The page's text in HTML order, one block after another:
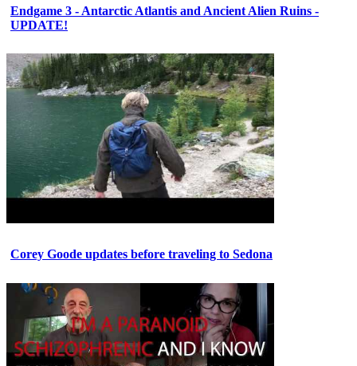
Endgame 3 - Antarctic Atlantis and Ancient Alien Ruins -
UPDATE!
Corey Goode updates before traveling to Sedona